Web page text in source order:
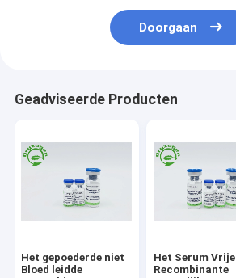
Doorgaan
Geadviseerde Producten
Het gepoederde niet
Bloed leidde
Het Serum Vrije
Recombinante